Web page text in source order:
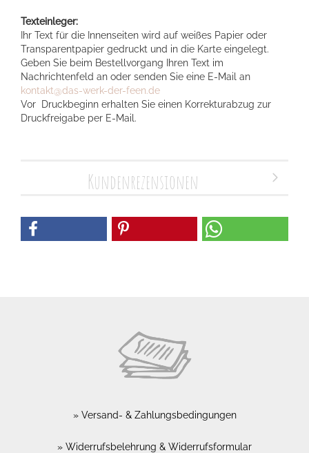
Texteinleger:
Ihr Text für die Innenseiten wird auf weißes Papier oder
Transparentpapier gedruckt und in die Karte eingelegt.
Geben Sie beim Bestellvorgang Ihren Text im
Nachrichtenfeld an oder senden Sie eine E-Mail an
kontakt@das-werk-der-feen.de
Vor Druckbeginn erhalten Sie einen Korrekturabzug zur
Druckfreigabe per E-Mail.
Kundenrezensionen
Versand- & Zahlungsbedingungen
Widerrufsbelehrung & Widerrufsformular